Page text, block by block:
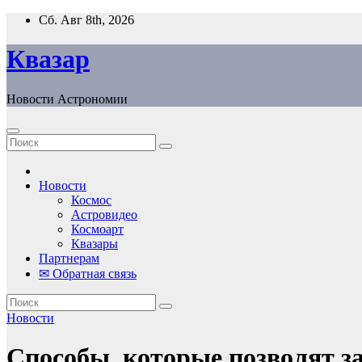
Перейти
содержанию
Сб. Авг 8th, 2026
Квазар
Новости Астрономии
Новости
Космос
Астровидео
Космоарт
Квазары
Партнерам
✉ Обратная связь
Новости